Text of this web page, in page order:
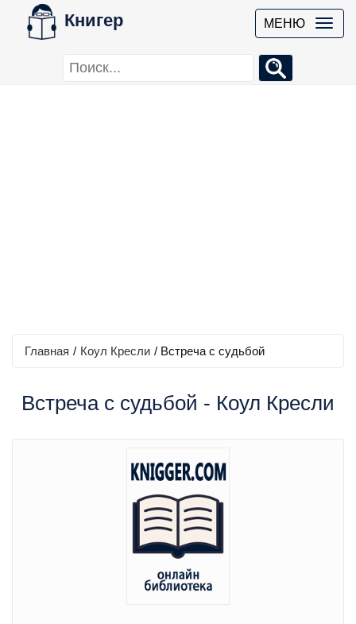
Книгер МЕНЮ
Главная / Коул Кресли / Встреча с судьбой
Встреча с судьбой - Коул Кресли